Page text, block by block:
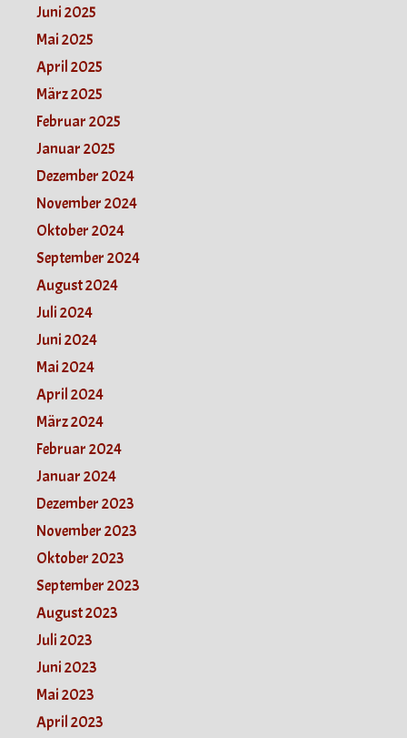
Juni 2025
Mai 2025
April 2025
März 2025
Februar 2025
Januar 2025
Dezember 2024
November 2024
Oktober 2024
September 2024
August 2024
Juli 2024
Juni 2024
Mai 2024
April 2024
März 2024
Februar 2024
Januar 2024
Dezember 2023
November 2023
Oktober 2023
September 2023
August 2023
Juli 2023
Juni 2023
Mai 2023
April 2023